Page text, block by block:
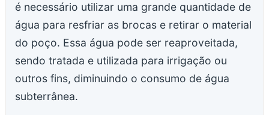
é necessário utilizar uma grande quantidade de
água para resfriar as brocas e retirar o material
do poço. Essa água pode ser reaproveitada,
sendo tratada e utilizada para irrigação ou
outros fins, diminuindo o consumo de água
subterrânea.